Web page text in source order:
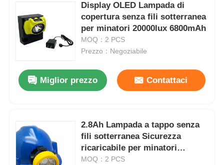
Display OLED Lampada di
copertura senza fili sotterranea
per minatori 20000lux 6800mAh
MOQ：2 PCS
Prezzo：Negoziabile
Miglior prezzo Contattaci
2.8Ah Lampada a tappo senza
fili sotterranea Sicurezza
ricaricabile per minatori
5000lux 3.7V
MOQ：2 PCS